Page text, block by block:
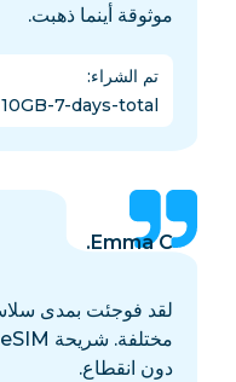
موثوقة أينما ذهبت.
تم الشراء:
10GB-7-days-total
Emma C.
دون انقطاع.